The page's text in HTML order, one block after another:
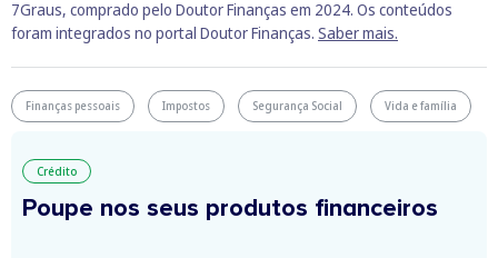
7Graus, comprado pelo Doutor Finanças em 2024. Os conteúdos
foram integrados no portal Doutor Finanças. Saber mais.
Finanças pessoais Impostos Segurança Social Vida e família
Crédito
Poupe nos seus produtos financeiros